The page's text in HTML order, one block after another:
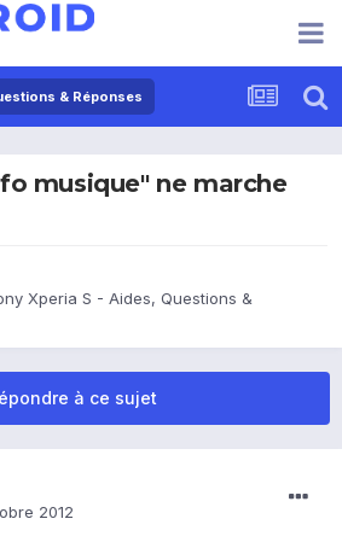
& Réponses
musique" ne marche
Xperia S - Aides, Questions &
à ce sujet
2012